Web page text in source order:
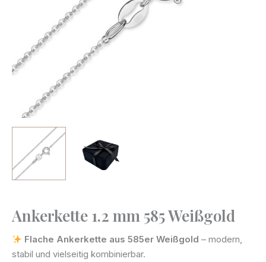
Ankerkette 1.2 mm 585 Weißgold
Flache Ankerkette aus 585er Weißgold – modern,
stabil und vielseitig kombinierbar.
Ankerkette
mm